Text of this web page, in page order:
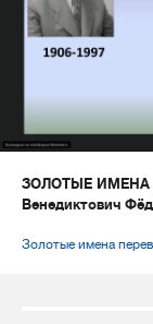
ЗОЛОТЫЕ ИМЕНА
Венедиктович
Золотые имена